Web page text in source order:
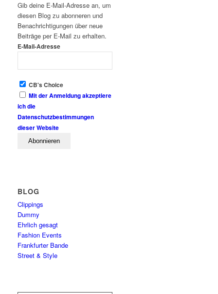
Gib deine E-Mail-Adresse an, um
diesen Blog zu abonneren und
Benachrichtigungen über neue
Beiträge per E-Mail zu erhalten.
E-Mail-Adresse
CB's Choice
Mit der Anmeldung akzeptiere
ich die
Datenschutzbestimmungen
dieser Website
BLOG
Clippings
Dummy
Ehrlich gesagt
Fashion Events
Frankfurter Bande
Street & Style